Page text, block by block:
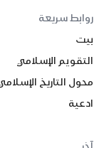
روابط سريعة
بيت
التقويم الإسلامي
محول التاريخ الإسلامي
ادعية